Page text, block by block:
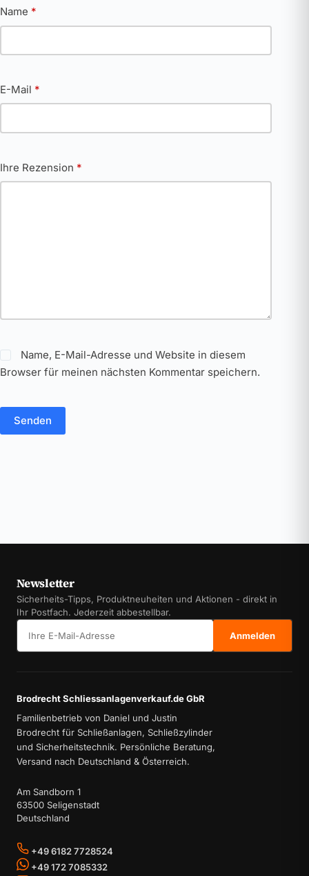
Name *
E-Mail *
Ihre Rezension *
Name, E-Mail-Adresse und Website in diesem
Browser für meinen nächsten Kommentar speichern.
Senden
Newsletter
Sicherheits-Tipps, Produktneuheiten und Aktionen - direkt in
Ihr Postfach. Jederzeit abbestellbar.
Anmelden
Brodrecht Schliessanlagenverkauf.de GbR
Familienbetrieb von Daniel und Justin
Brodrecht für Schließanlagen, Schließzylinder
und Sicherheitstechnik. Persönliche Beratung,
Versand nach Deutschland & Österreich.
Am Sandborn 1
63500 Seligenstadt
Deutschland
+49 6182 7728524
+49 172 7085332